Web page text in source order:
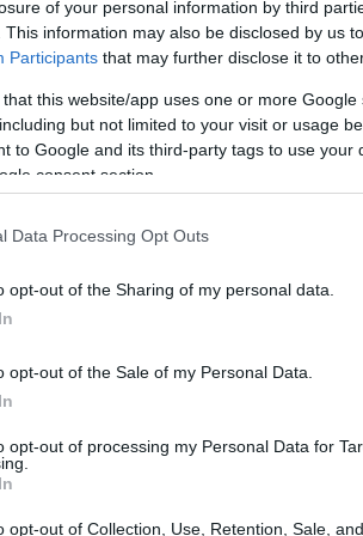
of your personal information by third
This information may also be disclosed by us
Participants that may further disclose it to
that this website/app uses one or more
but not limited to your visit or usage
to Google and its third-party tags to use your
consent section.
Data Processing Opt Outs
opt-out of the Sharing of my personal data.
opt-out of the Sale of my Personal Data.
opt-out of processing my Personal Data for
opt-out of Collection, Use, Retention, Sale,
prestigiosoper le squadre di
notizia del ricovero di Kylian Mbappé,
saltato l’apertura del torneo, ha
prepararsi a eventi così imprevedibili?
World Cup
Cup rappresenta unevento che mette
squadre. Quando si parla di
essere devastante. Prendiamo ad
subito alti tassi di infortuni hanno visto
sul loro LTV (Lifetime Value). La
l’allenamento e la preparazione fisica
la salute dei propri giocatori?